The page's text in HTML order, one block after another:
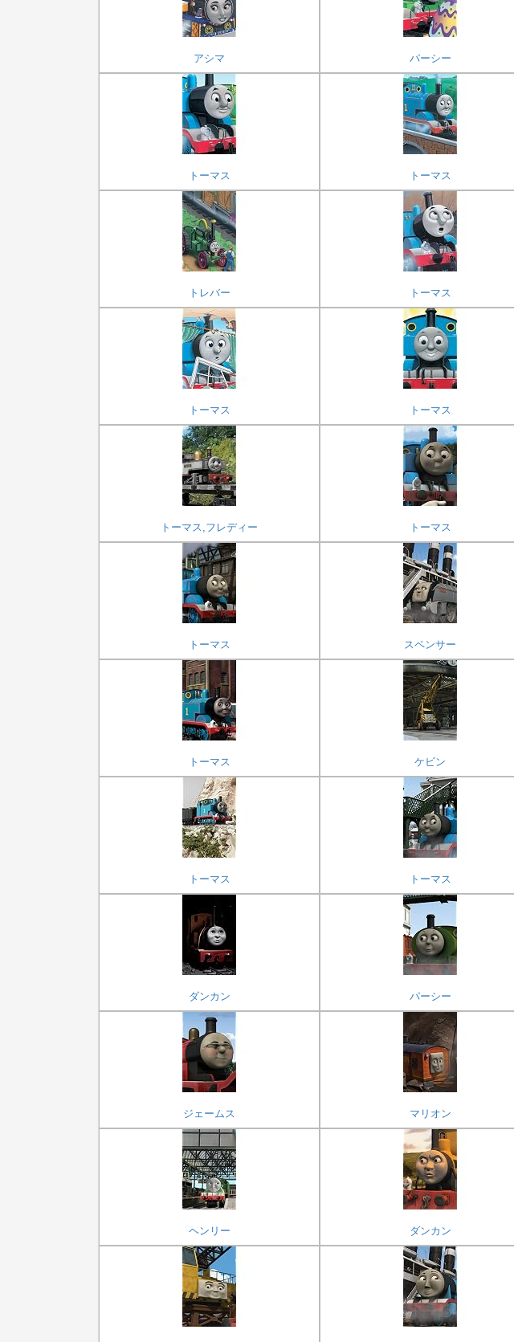
アシマ パーシー
トーマス トーマス
トレバー トーマス
トーマス トーマス
トーマス,フレディー トーマス
トーマス スペンサー
トーマス ケビン
トーマス トーマス
ダンカン パーシー
ジェームス マリオン
ヘンリー ダンカン